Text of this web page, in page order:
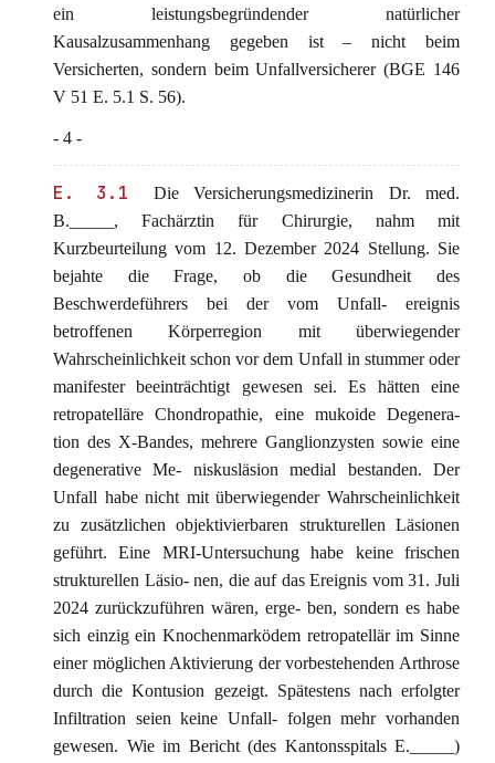
ein leistungsbegründender natürlicher
Kausalzusammenhang gegeben ist – nicht beim
Versicherten, sondern beim Unfallversicherer (BGE 146
V 51 E. 5.1 S. 56).
- 4 -
E. 3.1
Die Versicherungsmedizinerin Dr. med.
B._____, Fachärztin für Chirurgie, nahm mit
Kurzbeurteilung vom 12. Dezember 2024 Stellung. Sie
bejahte die Frage, ob die Gesundheit des
Beschwerdeführers bei der vom Unfall- ereignis
betroffenen Körperregion mit überwiegender
Wahrscheinlichkeit schon vor dem Unfall in stummer oder
manifester beeinträchtigt gewesen sei. Es hätten eine
retropatelläre Chondropathie, eine mukoide Degenera-
tion des X-Bandes, mehrere Ganglionzysten sowie eine
degenerative Me- niskusläsion medial bestanden. Der
Unfall habe nicht mit überwiegender Wahrscheinlichkeit
zu zusätzlichen objektivierbaren strukturellen Läsionen
geführt. Eine MRI-Untersuchung habe keine frischen
strukturellen Läsio- nen, die auf das Ereignis vom 31. Juli
2024 zurückzuführen wären, erge- ben, sondern es habe
sich einzig ein Knochenmarködem retropatellär im Sinne
einer möglichen Aktivierung der vorbestehenden Arthrose
durch die Kontusion gezeigt. Spätestens nach erfolgter
Infiltration seien keine Unfall- folgen mehr vorhanden
gewesen. Wie im Bericht (des Kantonsspitals E._____)